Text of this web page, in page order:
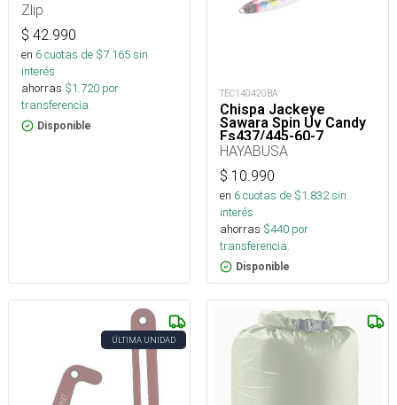
Zlip
$ 42.990
en 6cuotas de $7.165sin
interés
ahorras $1.720 por
transferencia.
Disponible
TEC140420BA
Chispa Jackeye
Sawara Spin Uv Candy
Fs437/445-60-7_
HAYABUSA
$ 10.990
en 6cuotas de $1.832sin
interés
ahorras $440 por
transferencia.
Disponible
ÚLTIMA UNIDAD